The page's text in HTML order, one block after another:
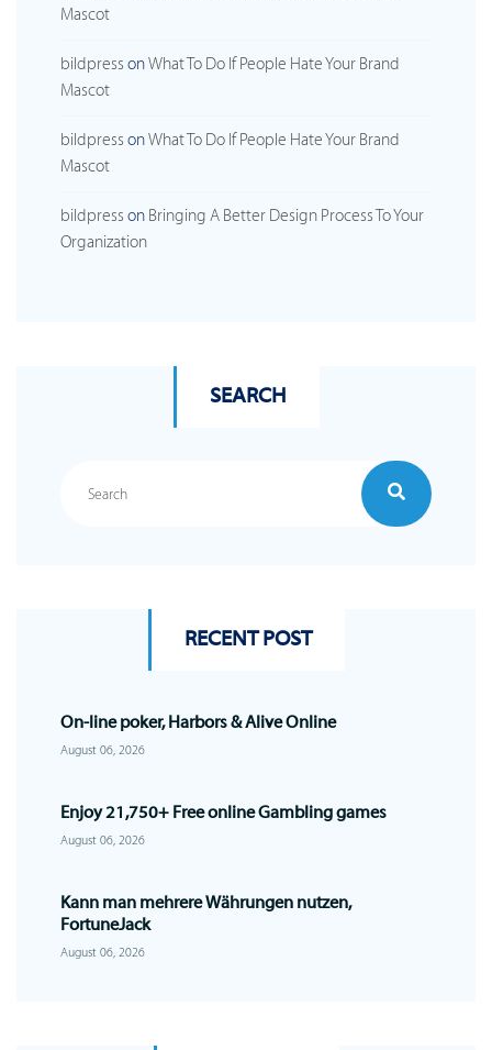
Mascot
bildpress onWhat To Do If People Hate Your Brand
Mascot
bildpress onWhat To Do If People Hate Your Brand
Mascot
bildpress on Bringing A Better Design Process To Your
Organization
SEARCH
RECENT POST
On-line poker, Harbors & Alive Online
August 06, 2026
Enjoy 21,750+ Free online Gambling games
August 06, 2026
Kann man mehrere Währungen nutzen,
FortuneJack
August 06, 2026